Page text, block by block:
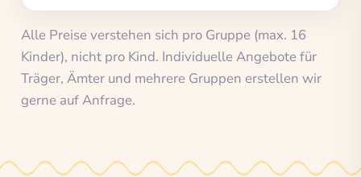
Alle Preise verstehen sich pro Gruppe (max. 16
Kinder), nicht pro Kind. Individuelle Angebote für
Träger, Ämter und mehrere Gruppen erstellen wir
gerne auf Anfrage.